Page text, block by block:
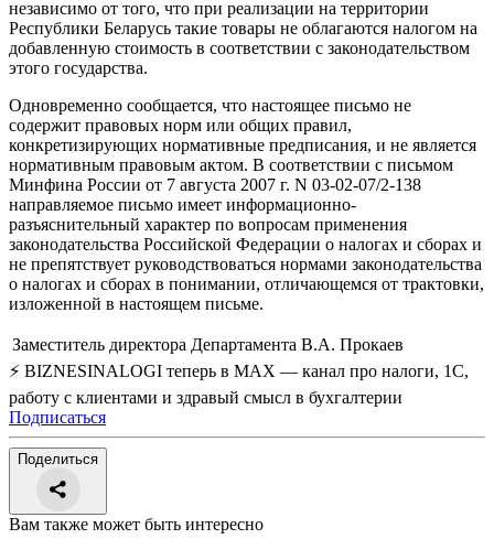
независимо от того, что при реализации на территории
Республики Беларусь такие товары не облагаются налогом на
добавленную стоимость в соответствии с законодательством
этого государства.
Одновременно сообщается, что настоящее письмо не
содержит правовых норм или общих правил,
конкретизирующих нормативные предписания, и не является
нормативным правовым актом. В соответствии с письмом
Минфина России от 7 августа 2007 г. N 03-02-07/2-138
направляемое письмо имеет информационно-
разъяснительный характер по вопросам применения
законодательства Российской Федерации о налогах и сборах и
не препятствует руководствоваться нормами законодательства
о налогах и сборах в понимании, отличающемся от трактовки,
изложенной в настоящем письме.
Заместитель директора Департамента В.А. Прокаев
⚡ BIZNESINALOGI теперь в MAX — канал про налоги, 1С,
работу с клиентами и здравый смысл в бухгалтерии
Подписаться
Поделиться
Вам также может быть интересно